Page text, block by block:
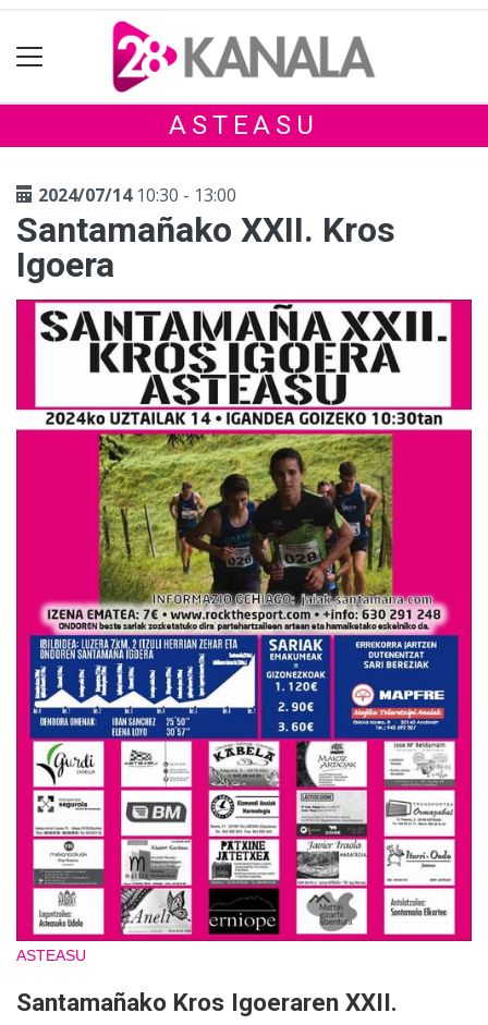
ASTEASU
2024/07/1410:30 - 13:00
Santamañako XXII. Kros
Igoera
ASTEASU
Santamañako Kros Igoeraren XXII.